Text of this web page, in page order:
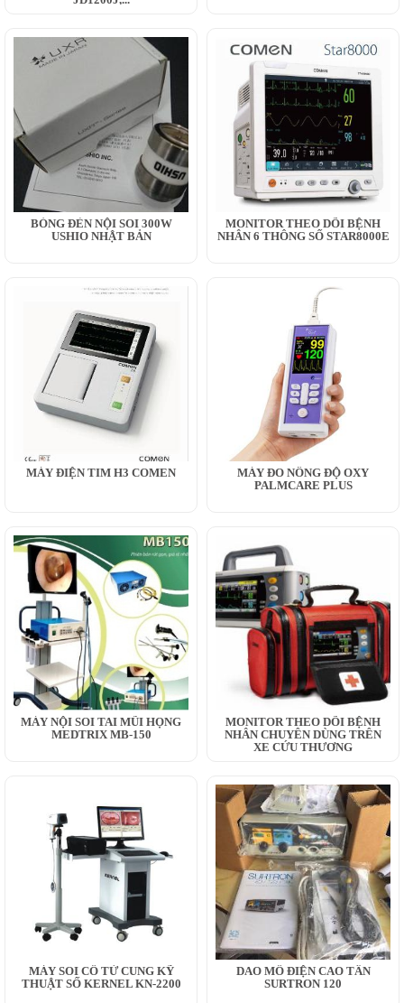
BÓNG ĐÈN NỘI SOI 300W
USHIO NHẬT BẢN
MONITOR THEO DÕI BỆNH
NHÂN 6 THÔNG SỐ STAR8000E
MÁY ĐIỆN TIM H3 COMEN
MÁY ĐO NỒNG ĐỘ OXY
PALMCARE PLUS
MÁY NỘI SOI TAI MŨI HỌNG
MEDTRIX MB-150
MONITOR THEO DÕI BỆNH
NHÂN CHUYÊN DÙNG TRÊN
XE CỨU THƯƠNG
MÁY SOI CỔ TỬ CUNG KỸ
THUẬT SỐ KERNEL KN-2200
DAO MỔ ĐIỆN CAO TẦN
SURTRON 120